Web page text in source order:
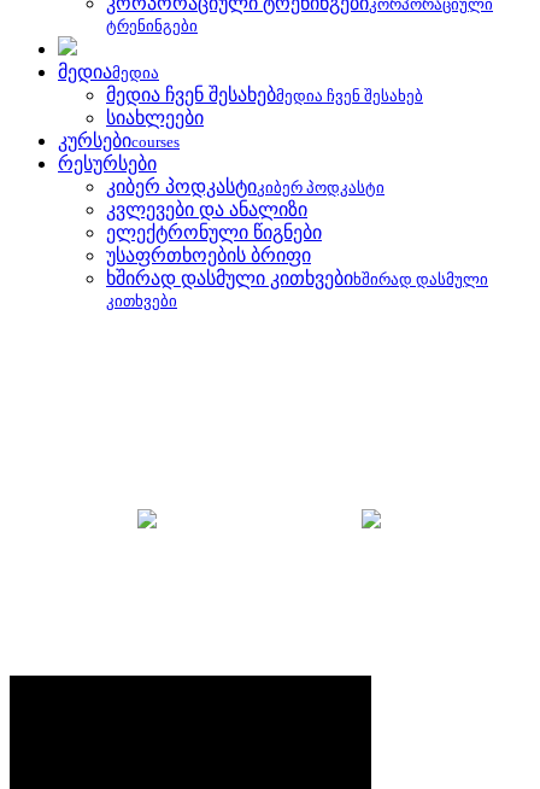
კორპორაციული
ტრენინგები
მედიამედია
მედია ჩვენ შესახებმედია ჩვენ შესახებ
სიახლეები
კურსებიcourses
რესურსები
კიბერ პოდკასტიკიბერ პოდკასტი
კვლევები და ანალიზი
ელექტრონული წიგნები
უსაფრთხოების ბრიფი
ხშირად დასმული კითხვებიხშირად დასმული
კითხვები